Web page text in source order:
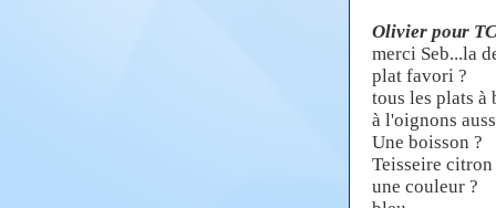
Olivier pour
merci Seb...la
plat favori ?
tous les plats à
à l'oignons
Une boisson ?
Teisseire citron
une couleur ?